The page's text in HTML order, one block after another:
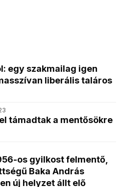
egy szakmailag igen
liberális taláros
támadtak a mentősökre
os gyilkost felmentő,
Baka András
új helyzet állt elő